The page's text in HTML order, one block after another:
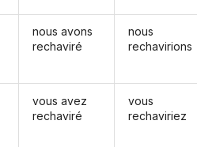
nous avons
rechaviré
vous avez
rechaviré
nous
rechavirions
vous
rechaviriez